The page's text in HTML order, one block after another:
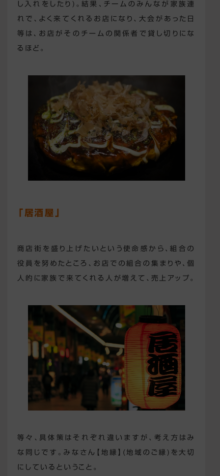
し入れをしたり)。結果、チームのみんなが家族連
れで、よく来てくれるお店になり、大会があった日
等は、お店がそのチームの関係者で貸し切りにな
るほど。
「居酒屋」
商店街を盛り上げたいという使命感から、組合の
役員を努めたところ、お店での組合の集まりや、個
人的に家族で来てくれる人が増えて、売上アップ。
等々、具体策はそれぞれ違いますが、考え方はみ
な同じです。みなさん【地縁】(地域のご縁)を大切
にしているということ。